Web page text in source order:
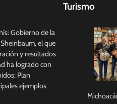
Gobierno de la
el que
y resultados
ha logrado con
Plan
ejemplos
Turismo